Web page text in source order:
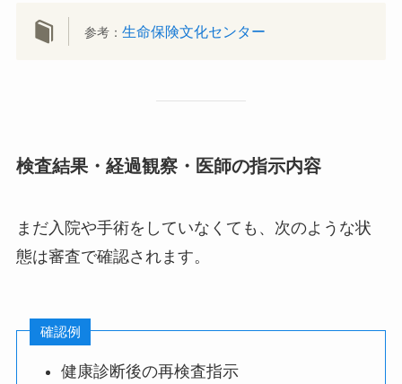
参考：生命保険文化センター
検査結果・経過観察・医師の指示内容
まだ入院や手術をしていなくても、次のような状
態は審査で確認されます。
確認例
健康診断後の再検査指示